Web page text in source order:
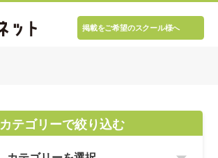
掲載をご希望のスクール様へ
カテゴリーで絞り込む